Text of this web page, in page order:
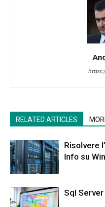
RELATED ARTICLES
Risolvere
Info su
Sql